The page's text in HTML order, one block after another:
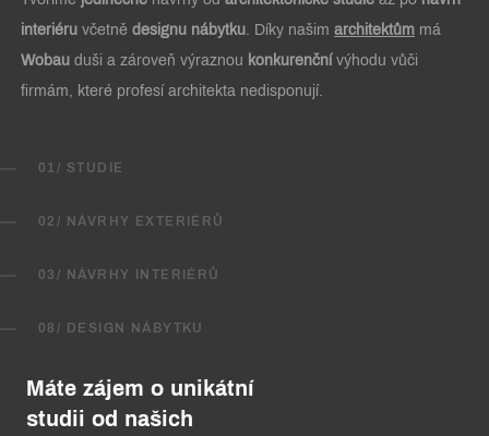
interiéru včetně designu nábytku. Díky našim architektům má
Wobau duši a zároveň výraznou konkurenční výhodu vůči
firmám, které profesí architekta nedisponují.
01/ STUDIE
02/ NÁVRHY EXTERIÉRŮ
03/ NÁVRHY INTERIÉRŮ
08/ DESIGN NÁBYTKU
Máte zájem o unikátní
studii od našich